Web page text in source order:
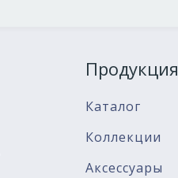
Продукция
Каталог
Коллекции
Аксессуары